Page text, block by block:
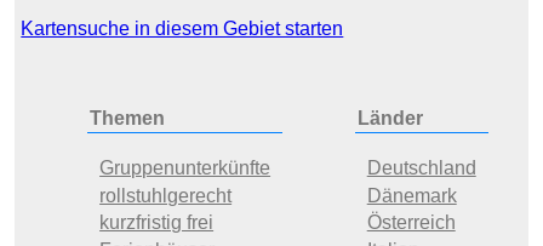
Kartensuche in diesem Gebiet starten
Themen
Gruppenunterkünfte
rollstuhlgerecht
kurzfristig frei
Länder
Deutschland
Dänemark
Österreich